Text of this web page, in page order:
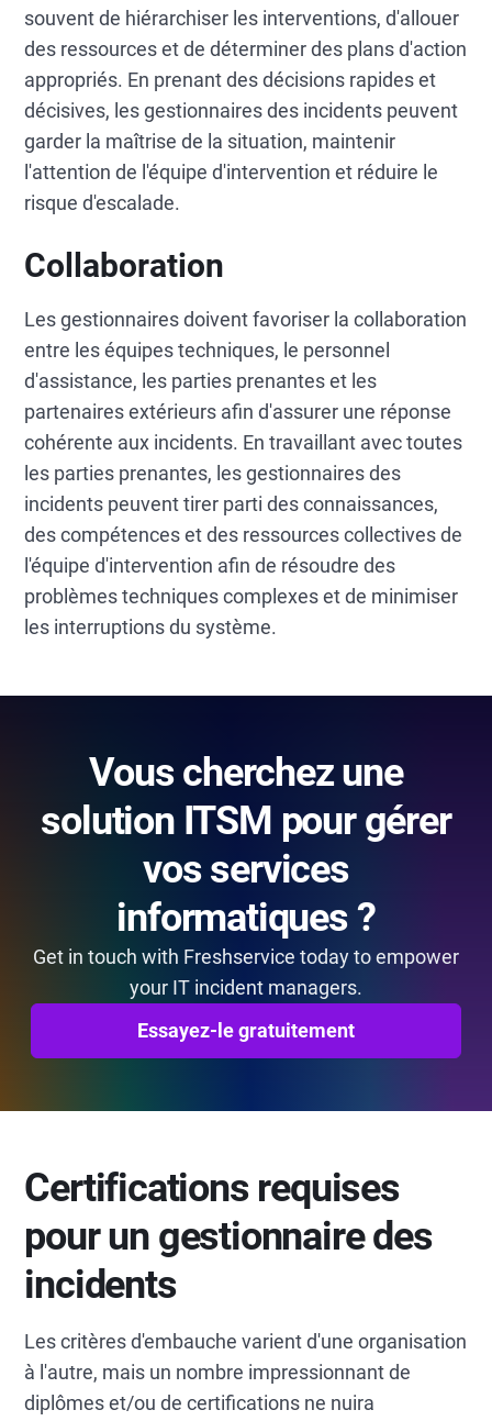
souvent de hiérarchiser les interventions, d'allouer
des ressources et de déterminer des plans d'action
appropriés. En prenant des décisions rapides et
décisives, les gestionnaires des incidents peuvent
garder la maîtrise de la situation, maintenir
l'attention de l'équipe d'intervention et réduire le
risque d'escalade.
Collaboration
Les gestionnaires doivent favoriser la collaboration
entre les équipes techniques, le personnel
d'assistance, les parties prenantes et les
partenaires extérieurs afin d'assurer une réponse
cohérente aux incidents. En travaillant avec toutes
les parties prenantes, les gestionnaires des
incidents peuvent tirer parti des connaissances,
des compétences et des ressources collectives de
l'équipe d'intervention afin de résoudre des
problèmes techniques complexes et de minimiser
les interruptions du système.
Vous cherchez une
solution ITSM pour gérer
vos services
informatiques ?
Get in touch with Freshservice today to empower
your IT incident managers.
Essayez-le gratuitement
Certifications requises
pour un gestionnaire des
incidents
Les critères d'embauche varient d'une organisation
à l'autre, mais un nombre impressionnant de
diplômes et/ou de certifications ne nuira